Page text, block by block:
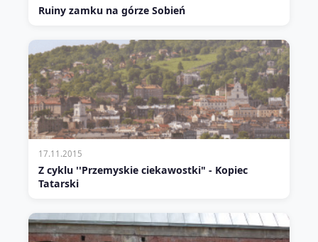
Ruiny zamku na górze Sobień
17.11.2015
Z cyklu ''Przemyskie ciekawostki" - Kopiec
Tatarski